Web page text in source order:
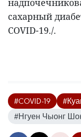
сахарный
COVID-19./.
#COVID-19
#Нгуен Чыонг